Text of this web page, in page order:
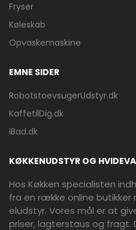
Fryser
Køleskab
Opvaskemaskine
EMNE SIDER
RobotstoevsugerUdstyr.dk
KaffetilDig.dk
iBad.dk
KØKKENUDSTYR OG
Hos Køkken specialisten
fra en række online butikker
eludstyr. Vores mål er at
priser, lagterstaus og fragt.